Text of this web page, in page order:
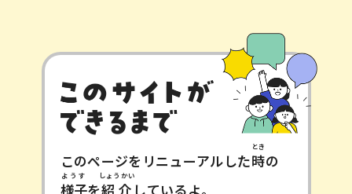
このページをリニューアルした時
とき
の
様子
ようす
を紹介
しょうかい
しているよ。